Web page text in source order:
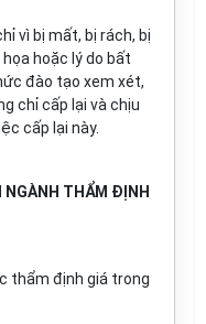
vì bị mất, bị rách, bị
hoặc lý do bất
đào tạo xem xét,
chỉ cấp lại và chịu
cấp lại này.
NGÀNH THẨM ĐỊNH
thẩm định giá trong